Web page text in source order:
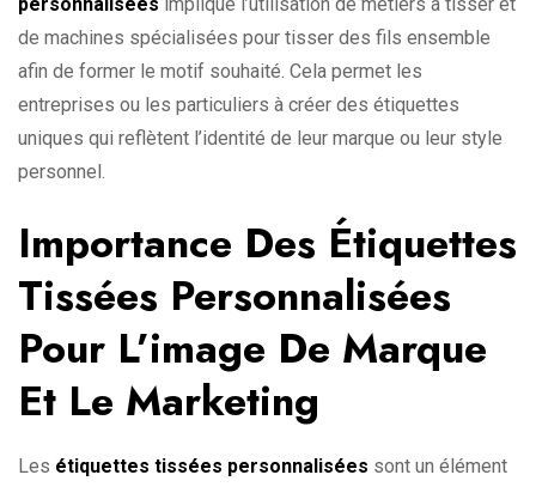
de machines spécialisées pour tisser des fils ensemble
afin de former le motif souhaité. Cela permet les
entreprises ou les particuliers à créer des étiquettes
uniques qui reflètent l’identité de leur marque ou leur style
personnel.
Importance Des Étiquettes
Tissées Personnalisées
Pour L’image De Marque
Et Le Marketing
Les étiquettes tissées personnalisées sont un élément